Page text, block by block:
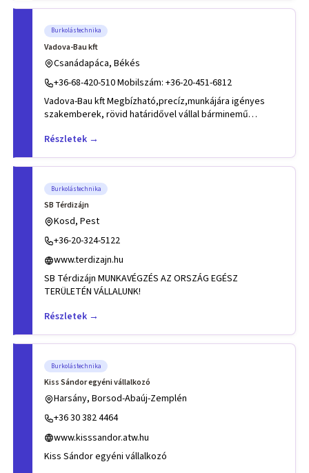
Burkolástechnika
Vadova-Bau kft
Csanádapáca, Békés
+36-68-420-510 Mobilszám: +36-20-451-6812
Vadova-Bau kft Megbízható,precíz,munkájára igényes
szakemberek, rövid határidővel vállal bárminemű
Részletek →
Burkolástechnika
SB Térdizájn
Kosd, Pest
+36-20-324-5122
www.terdizajn.hu
SB Térdizájn MUNKAVÉGZÉS AZ ORSZÁG EGÉSZ
TERÜLETÉN VÁLLALUNK!
Részletek →
Burkolástechnika
Kiss Sándor egyéni vállalkozó
Harsány, Borsod-Abaúj-Zemplén
+36 30 382 4464
www.kisssandor.atw.hu
Kiss Sándor egyéni vállalkozó